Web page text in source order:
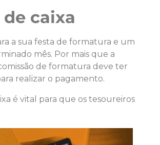
caixa
a sua festa de formatura e um
mês. Por mais que a
de formatura deve ter
realizar o pagamento.
é vital para que os tesoureiros